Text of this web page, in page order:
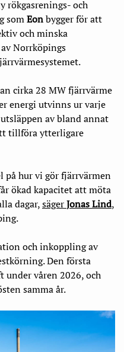
rökgasrenings- och
somEonbygger för att
och minska
Norrköpings
cirka 28 MW fjärrvärme
energi utvinns ur varje
av bland annat
tillföra ytterligare
på hur vi gör fjärrvärmen
ökad kapacitet att möta
dagar,sägerJonas Lind,
och inkoppling av
Den första
under våren 2026, och
samma år.